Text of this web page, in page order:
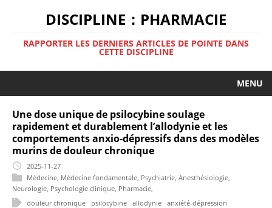
DISCIPLINE：PHARMACIE
RAPPORTER LES DERNIERS ARTICLES DE POINTE DANS
CETTE DISCIPLINE
MENU
Une dose unique de psilocybine soulage
rapidement et durablement l’allodynie et les
comportements anxio-dépressifs dans des modèles
murins de douleur chronique
2025-11-27
Médecine Médecine fondamentale Psychiatrie Anesthésiologie
Neurologie Psychologie clinique Pharmacie
douleur chronique
psilocybine allodynie anxiété-dépression